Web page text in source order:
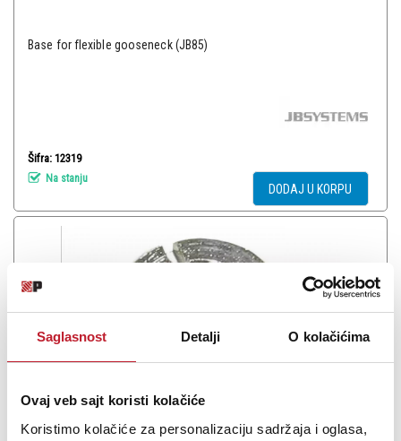
Saglasnost Detalji O kolačićima
Ovaj veb sajt koristi kolačiće
Koristimo kolačiće za personalizaciju sadržaja i oglasa,
Base for flexible gooseneck (JB85)
Šifra: 12319
Na stanju
DODAJ U KORPU